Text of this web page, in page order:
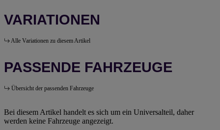
VARIATIONEN
Alle Variationen zu diesem Artikel
PASSENDE FAHRZEUGE
Übersicht der passenden Fahrzeuge
Bei diesem Artikel handelt es sich um ein Universalteil, daher
werden keine Fahrzeuge angezeigt.